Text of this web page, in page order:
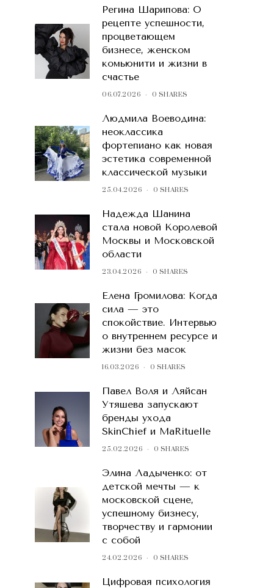
Регина Шарипова: О
рецепте успешности,
процветающем
бизнесе, женском
комьюнити и жизни в
счастье
06.07.2026 0 SHARES
Людмила Воеводина:
неоклассика
фортепиано как новая
эстетика современной
классической музыки
25.04.2026 0 SHARES
Надежда Шанина
стала новой Королевой
Москвы и Московской
области
23.04.2026 0 SHARES
Елена Громилова: Когда
сила — это
спокойствие. Интервью
о внутреннем ресурсе и
жизни без масок
16.03.2026 0 SHARES
Павел Воля и Ляйсан
Утяшева запускают
бренды ухода
SkinChief и MaRituelle
25.02.2026 0 SHARES
Элина Ладыченко: от
детской мечты — к
московской сцене,
успешному бизнесу,
творчеству и гармонии
с собой
24.02.2026 0 SHARES
Цифровая психология